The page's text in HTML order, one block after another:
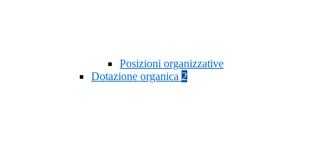
Posizioni organizzative
Dotazione organica 2